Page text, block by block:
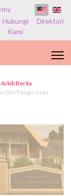
Hubungi
Kami
Direktori
Arkib Berita
Dan Pengurusan